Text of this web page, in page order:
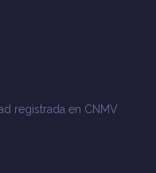
registrada en CNMV